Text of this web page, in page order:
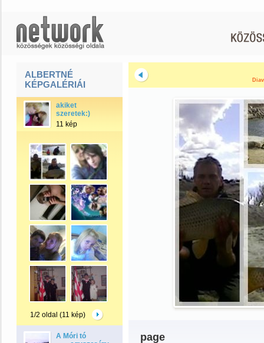
ALBERTNÉ
KÉPGALÉRIÁI
akiket
szeretek:)
11 kép
1/2 oldal (11 kép)
A Móri tó
page